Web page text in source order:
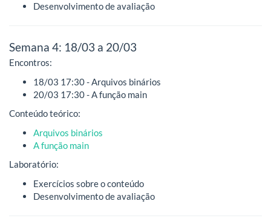
Desenvolvimento de avaliação
Semana 4: 18/03 a 20/03
Encontros:
18/03 17:30 - Arquivos binários
20/03 17:30 - A função main
Conteúdo teórico:
Arquivos binários
A função main
Laboratório:
Exercícios sobre o conteúdo
Desenvolvimento de avaliação